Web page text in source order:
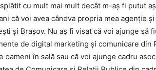
cu mult mai mult decât m-aș fi putut
că voi avea cândva propria mea agenție
și Brașov. Nu aș fi visat că voi ajunge să
de digital marketing și comunicare din
oameni în sală sau că voi ajunge cadru